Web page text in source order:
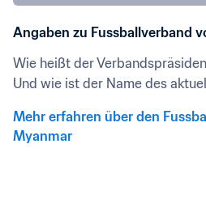
Angaben zu Fussballverband
Wie heißt der
Und wie ist der Name des
Mehr erfahren über den
Myanmar